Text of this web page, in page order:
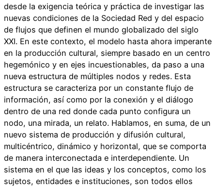
desde la exigencia teórica y práctica de investigar las
nuevas condiciones de la Sociedad Red y del espacio
de flujos que definen el mundo globalizado del siglo
XXI. En este contexto, el modelo hasta ahora imperante
en la producción cultural, siempre basado en un centro
hegemónico y en ejes incuestionables, da paso a una
nueva estructura de múltiples nodos y redes. Esta
estructura se caracteriza por un constante flujo de
información, así como por la conexión y el diálogo
dentro de una red donde cada punto configura un
nodo, una mirada, un relato. Hablamos, en suma, de un
nuevo sistema de producción y difusión cultural,
multicéntrico, dinámico y horizontal, que se comporta
de manera interconectada e interdependiente. Un
sistema en el que las ideas y los conceptos, como los
sujetos, entidades e instituciones, son todos ellos